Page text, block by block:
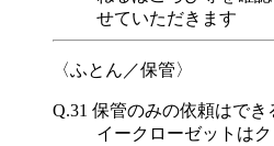
せていただきます
〈ふとん／保管〉
Q.31 保管のみの依頼はでき
イークローゼットは